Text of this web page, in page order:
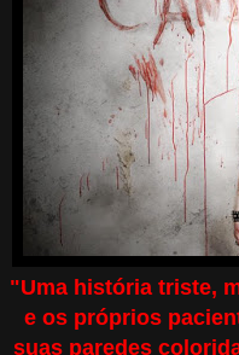
"Uma história triste,
e os próprios
suas paredes